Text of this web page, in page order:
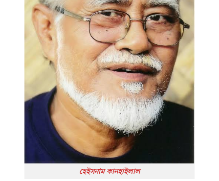
হেইসনাম কানহাইলাল